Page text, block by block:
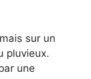
sur un
pluvieux.
une